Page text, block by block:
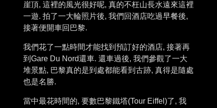
崖頂, 這裡的風光很好呢, 真的不枉山長水遠來這裡
一遊. 拍了一大輪照片後, 我們回酒店吃過早餐後,
接著便開車回巴黎.
我們花了一點時間才能找到預訂好的酒店, 接著再
到Gare Du Nord還車. 還車過後, 我們參觀了一大
堆景點, 巴黎真的是到處都能看到古跡, 真得是隨處
也是名勝.
當中最花時間的, 要數巴黎鐵塔(Tour Eiffel)了, 我